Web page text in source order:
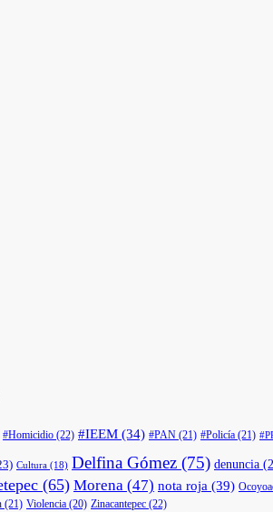
#Homicidio (22) #IEEM (34) #PAN (21) #Policía (21)
Cultura (18) Delfina Gómez (75) denuncia
(65) Morena (47) nota roja (39)
(21) Violencia (20) Zinacantepec (22)